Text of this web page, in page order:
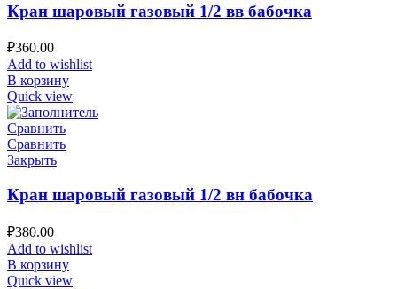
Кран шаровый газовый 1/2 вв бабочка
₽360.00
Add to wishlist
В корзину
Quick view
Сравнить
Сравнить
Закрыть
Кран шаровый газовый 1/2 вн бабочка
₽380.00
Add to wishlist
В корзину
Quick view